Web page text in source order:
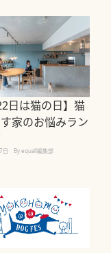
日は猫の日】猫
家のお悩みラン
日 By equall編集部